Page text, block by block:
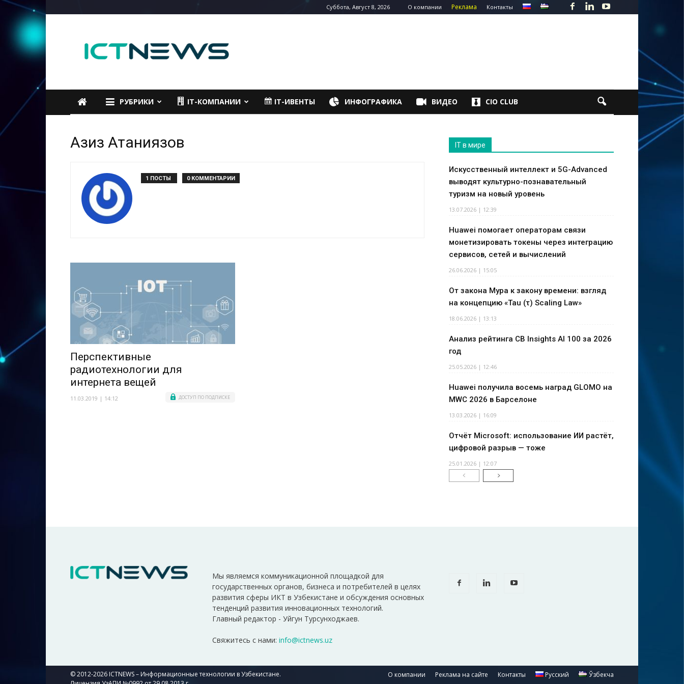
Суббота, Август 8, 2026 О компании Реклама Контакты
РУБРИКИ IT-КОМПАНИИ IT-ИВЕНТЫ ИНФОГРАФИКА ВИДЕО CIO CLUB
Азиз Атаниязов
1 ПОСТЫ 0 КОММЕНТАРИИ
Перспективные
радиотехнологии для
интернета вещей
11.03.2019 | 14:12 ДОСТУП ПО ПОДПИСКЕ
IT в мире
Искусственный интеллект и 5G-Advanced
выводят культурно-познавательный
туризм на новый уровень
13.07.2026 | 12:39
Huawei помогает операторам связи
монетизировать токены через интеграцию
сервисов, сетей и вычислений
26.06.2026 | 15:05
От закона Мура к закону времени: взгляд
на концепцию «Tau (τ) Scaling Law»
18.06.2026 | 13:13
Анализ рейтинга CB Insights AI 100 за 2026
год
25.05.2026 | 12:46
Huawei получила восемь наград GLOMO на
MWC 2026 в Барселоне
13.03.2026 | 16:09
Отчёт Microsoft: использование ИИ растёт,
цифровой разрыв — тоже
25.01.2026 | 12:07
Мы являемся коммуникационной площадкой для
государственных органов, бизнеса и потребителей в целях
развития сферы ИКТ в Узбекистане и обсуждения основных
тенденций развития инновационных технологий.
Главный редактор - Уйгун Турсунходжаев.
Свяжитесь с нами: info@ictnews.uz
О компании Реклама на сайте Контакты Русский Ўзбекча
© 2012-2026 ICTNEWS – Информационные технологии в Узбекистане.